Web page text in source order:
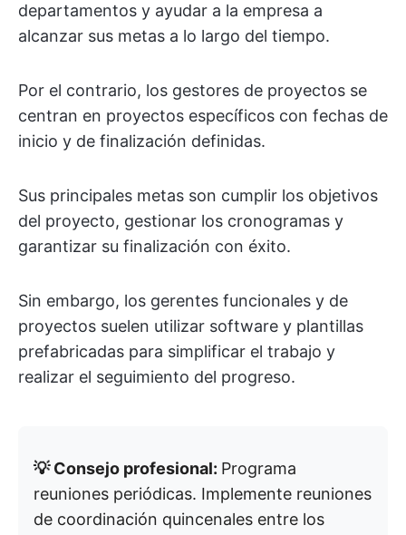
departamentos y ayudar a la empresa a
alcanzar sus metas a lo largo del tiempo.
Por el contrario, los gestores de proyectos se
centran en proyectos específicos con fechas de
inicio y de finalización definidas.
Sus principales metas son cumplir los objetivos
del proyecto, gestionar los cronogramas y
garantizar su finalización con éxito.
Sin embargo, los gerentes funcionales y de
proyectos suelen utilizar software y plantillas
prefabricadas para simplificar el trabajo y
realizar el seguimiento del progreso.
💡 Consejo profesional: Programa
reuniones periódicas. Implemente reuniones
de coordinación quincenales entre los